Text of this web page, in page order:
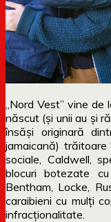
„Nord Vest” vine
născut (și unii au și
însăși originară
jamaicană)
sociale, Caldwell,
blocuri botezate
Bentham, Locke,
caraibieni cu mulți
infracționalitate.